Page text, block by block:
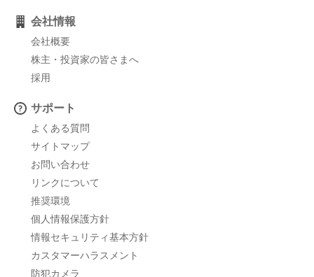
会社情報
会社概要
株主・投資家の皆さまへ
採用
サポート
よくある質問
サイトマップ
お問い合わせ
リンクについて
推奨環境
個人情報保護方針
情報セキュリティ基本方針
カスタマーハラスメント
防犯カメラ